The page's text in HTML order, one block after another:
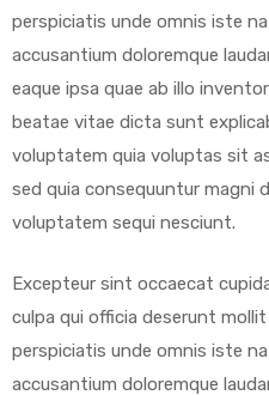
perspiciatis unde omnis iste
accusantium doloremque
eaque ipsa quae ab illo
beatae vitae dicta sunt
voluptatem quia voluptas sit
sed quia consequuntur magni
voluptatem sequi nesciunt.
Excepteur sint occaecat
culpa qui officia deserunt
perspiciatis unde omnis iste
accusantium doloremque